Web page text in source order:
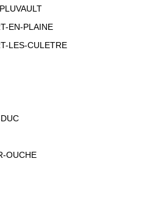
EN-PLAINE
LES-CULETRE
OUCHE